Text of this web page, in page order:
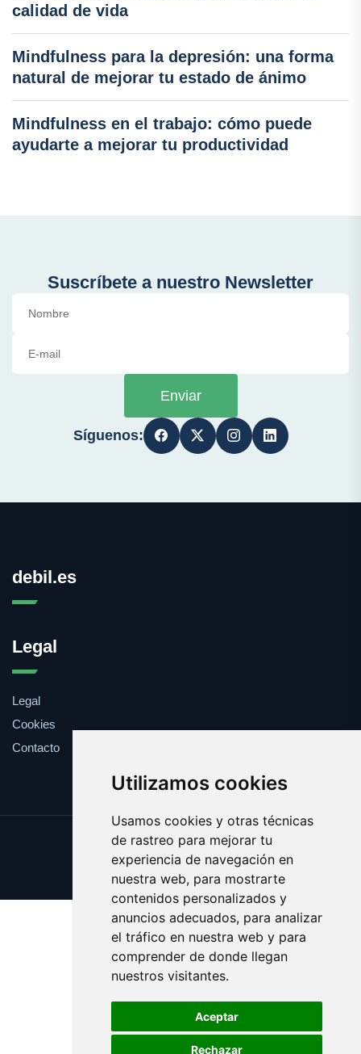
Utilizamos cookies
Usamos cookies y otras técnicas
de rastreo para mejorar tu
experiencia de navegación en
nuestra web, para mostrarte
contenidos personalizados y
anuncios adecuados, para analizar
el tráfico en nuestra web y para
comprender de donde llegan
nuestros visitantes.
Aceptar
Rechazar
calidad de vida
Mindfulness para la depresión: una forma
natural de mejorar tu estado de ánimo
Mindfulness en el trabajo: cómo puede
ayudarte a mejorar tu productividad
Suscríbete a nuestro Newsletter
Enviar
Síguenos:
debil.es
Legal
Legal
Cookies
Contacto
Update cookies preferences
Copyright © 2025 debil.es